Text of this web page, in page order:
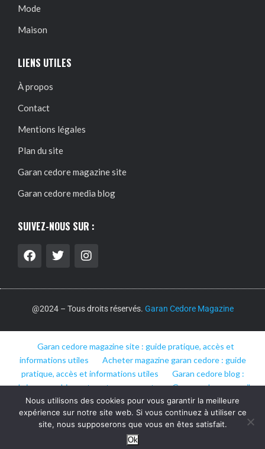
Mode
Maison
LIENS UTILES
À propos
Contact
Mentions légales
Plan du site
Garan cedore magazine site
Garan cedore media blog
SUIVEZ-NOUS SUR :
@2024 – Tous droits réservés. Garan Cedore Magazine
Garan cedore magazine site : guide pratique, accès et
informations utiles
Acheter magazine garan cedore : guide
pratique, accès et informations utiles
Garan cedore blog :
rubriques, archives et contenus recents
Garan cedore conseils
blog : rubriques, archives et contenus recents
Garan cedore
media blog : rubriques, archives et contenus récents
Nous utilisons des cookies pour vous garantir la meilleure
expérience sur notre site web. Si vous continuez à utiliser ce
site, nous supposerons que vous en êtes satisfait.
Ok